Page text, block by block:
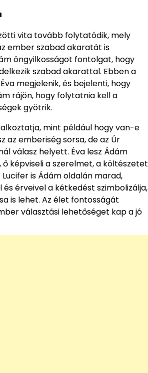
vita tovább folytatódik, mely
ember szabad akaratát is
öngyilkosságot fontolgat, hogy
szabad akarattal. Ebben a
megjelenik, és bejelenti, hogy
rájön, hogy folytatnia kell a
gyötrik.
mint például hogy van-e
az emberiség sorsa, de az Úr
válasz helyett. Éva lesz Ádám
képviseli a szerelmet, a költészetet
is Ádám oldalán marad,
érveivel a kétkedést szimbolizálja,
is lehet. Az élet fontosságát
választási lehetőséget kap a jó